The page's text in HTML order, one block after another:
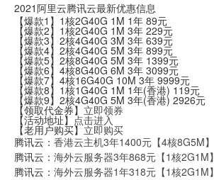
2021阿里云腾讯云最新优惠信息
【爆款1】1核2G40G 1M 1年 89元
【爆款2】1核2G40G 1M 3年 229元
【爆款3】2核4G40G 3M 3年 639元
【爆款4】2核4G40G 5M 3年 899元
【爆款5】2核8G40G 5M 3年 1399元
【爆款6】4核8G40G 6M 3年 3099元
【爆款7】4核16G40G 10M 3年 9999元
【爆款8】1核1G40G 1M 1年(香港) 119元
【爆款9】2核4G40G 5M 3年(香港) 2926元
【领取代金券】 立即领券
【活动地址】 点击进入
【老用户购买】立即购买
腾讯云： 香港云主机3年1400元【4核8G5M】
腾讯云： 海外云服务器3年868元【1核2G1M】
腾讯云： 海外云服务器1年318元【1核2G1M】